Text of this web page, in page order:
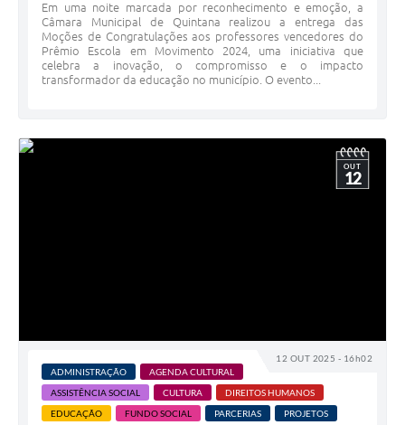
Em uma noite marcada por reconhecimento e emoção, a
Câmara Municipal de Quintana realizou a entrega das
Moções de Congratulações aos professores vencedores do
Prêmio Escola em Movimento 2024, uma iniciativa que
celebra a inovação, o compromisso e o impacto
transformador da educação no município. O evento...
12 OUT 2025 - 16h02
OUT
12
ADMINISTRAÇÃO
AGENDA CULTURAL
ASSISTÊNCIA SOCIAL
CULTURA
DIREITOS HUMANOS
EDUCAÇÃO
FUNDO SOCIAL PARCERIAS
PROJETOS